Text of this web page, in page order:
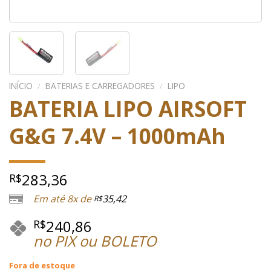
INÍCIO / BATERIAS E CARREGADORES / LIPO
BATERIA LIPO AIRSOFT
G&G 7.4V – 1000mAh
R$283,36
Em até 8x de R$35,42
R$240,86
no PIX ou BOLETO
Fora de estoque